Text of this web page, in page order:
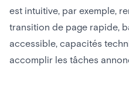
est intuitive, par exemple,
transition de page rapide,
accessible, capacités
accomplir les tâches